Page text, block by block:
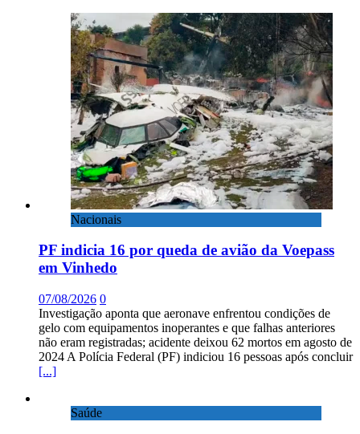
Nacionais
PF indicia 16 por queda de avião da Voepass
em Vinhedo
07/08/2026 0
Investigação aponta que aeronave enfrentou condições de
gelo com equipamentos inoperantes e que falhas anteriores
não eram registradas; acidente deixou 62 mortos em agosto de
2024 A Polícia Federal (PF) indiciou 16 pessoas após concluir
[...]
Saúde